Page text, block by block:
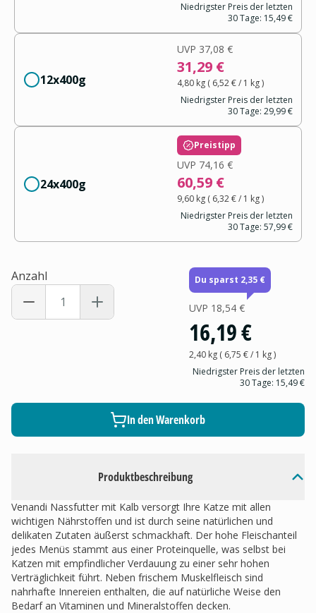
Produktbeschreibung
Venandi Nassfutter mit Kalb versorgt Ihre Katze mit allen
wichtigen Nährstoffen und ist durch seine natürlichen und
delikaten Zutaten äußerst schmackhaft. Der hohe Fleischanteil
jedes Menüs stammt aus einer Proteinquelle, was selbst bei
Katzen mit empfindlicher Verdauung zu einer sehr hohen
Verträglichkeit führt. Neben frischem Muskelfleisch sind
nahrhafte Innereien enthalten, die auf natürliche Weise den
Bedarf an Vitaminen und Mineralstoffen decken.
Niedrigster Preis der letzten
30 Tage: 15,49 €
12x400g
UVP 37,08 €
31,29 €
4,80 kg( 6,52 €/ 1 kg)
Niedrigster Preis der letzten
30 Tage: 29,99 €
24x400g
Preistipp
UVP 74,16 €
60,59 €
9,60 kg( 6,32 €/ 1 kg)
Niedrigster Preis der letzten
30 Tage: 57,99 €
Anzahl Du sparst 2,35 €
UVP 18,54 €
16,19 €
2,40 kg( 6,75 €/ 1 kg)
Niedrigster Preis der letzten
30 Tage: 15,49 €
In den Warenkorb